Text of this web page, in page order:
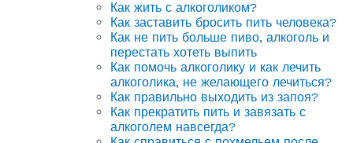
Как жить с алкоголиком?
Как заставить бросить пить человека?
Как не пить больше пиво, алкоголь и
перестать хотеть выпить
Как помочь алкоголику и как лечить
алкоголика, не желающего лечиться?
Как правильно выходить из запоя?
Как прекратить пить и завязать с
алкоголем навсегда?